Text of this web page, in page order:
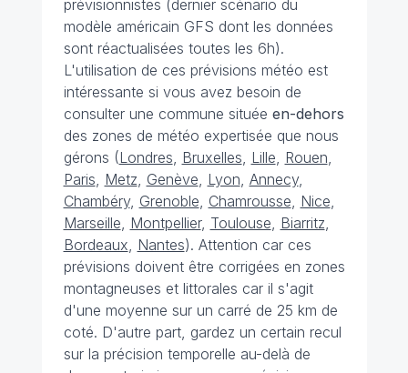
prévisionnistes (dernier scénario du
modèle américain GFS dont les données
sont réactualisées toutes les 6h).
L'utilisation de ces prévisions météo est
intéressante si vous avez besoin de
consulter une commune située en-dehors
des zones de météo expertisée que nous
gérons (Londres, Bruxelles, Lille, Rouen,
Paris, Metz, Genève, Lyon, Annecy,
Chambéry, Grenoble, Chamrousse, Nice,
Marseille, Montpellier, Toulouse, Biarritz,
Bordeaux, Nantes). Attention car ces
prévisions doivent être corrigées en zones
montagneuses et littorales car il s'agit
d'une moyenne sur un carré de 25 km de
coté. D'autre part, gardez un certain recul
sur la précision temporelle au-delà de